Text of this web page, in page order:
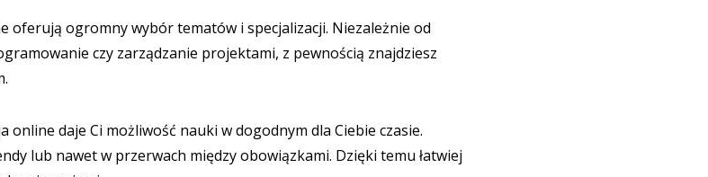
oferują ogromny wybór tematów i specjalizacji. Niezależnie od
czy zarządzanie projektami, z pewnością znajdziesz
online daje Ci możliwość nauki w dogodnym dla Ciebie czasie.
lub nawet w przerwach między obowiązkami. Dzięki temu łatwiej